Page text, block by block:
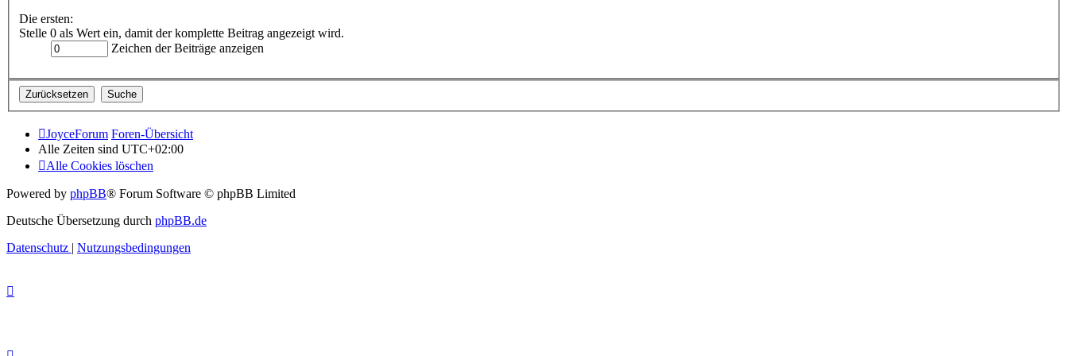
Die ersten:
Stelle 0 als Wert ein, damit der komplette Beitrag angezeigt wird.
Zeichen der Beiträge anzeigen
JoyceForum Foren-Übersicht
Alle Zeiten sind UTC+02:00
Alle Cookies löschen
Powered by phpBB® Forum Software © phpBB Limited
Deutsche Übersetzung durch phpBB.de
Datenschutz | Nutzungsbedingungen